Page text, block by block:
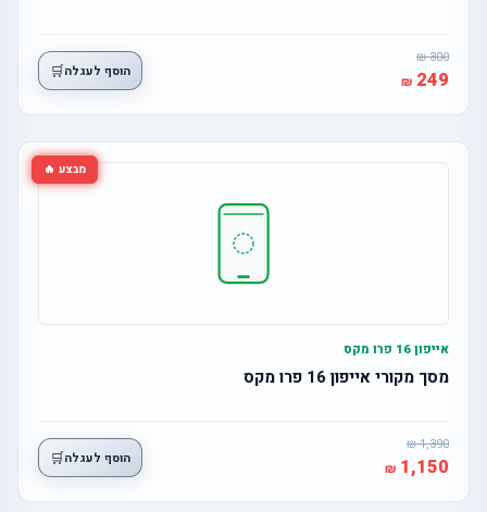
300
249 הוסף לעגלה🛒
מבצע 🔥
אייפון 16 פרו מקס
מסך מקורי אייפון 16 פרו מקס
1,390
1,150 הוסף לעגלה🛒